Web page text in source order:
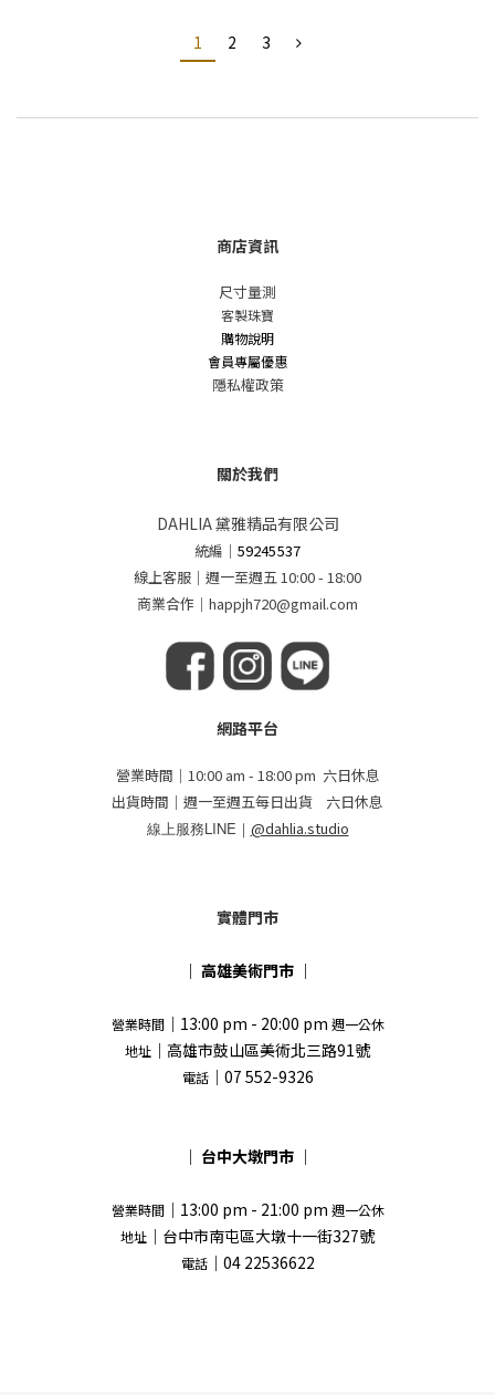
1 2 3
商店資訊
尺寸量測
客製珠寶
購物說明
會員專屬優惠
隱私權政策
關於我們
DAHLIA 黛雅精品有限公司
統編 ｜59245537
線上客服｜週一至週五 10:00 - 18:00
商業合作｜happjh720@gmail.com
網路平台
營業時間｜10:00 am - 18:00 pm 六日休息
出貨時間｜週一至週五每日出貨 六日休息
線上服務LINE｜ @dahlia.studio
實體門市
｜ 高雄美術門市 ｜
營業時間｜13:00 pm - 20:00 pm 週一公休
地址 ｜高雄市鼓山區美術北三路91號
電話｜07 552-9326
｜ 台中大墩門市 ｜
營業時間｜13:00 pm - 21:00 pm 週一公休
地址 ｜台中市南屯區大墩十一街327號
電話｜04 22536622